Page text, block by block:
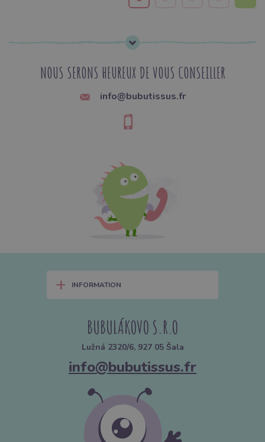
NOUS SERONS HEUREUX DE VOUS CONSEILLER
info@bubutissus.fr
+ INFORMATION
BUBULÁKOVO S.R.O
Lužná 2320/6, 927 05 Šala
info@bubutissus.fr